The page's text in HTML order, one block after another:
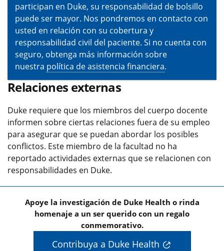
participan en Duke, su responsabilidad de bolsillo
puede ser mayor. Nos pondremos en contacto con
usted en relación con su cobertura y
responsabilidad civil del paciente. Si no cuenta con
seguro, obtenga más información sobre
nuestra política de asistencia financiera.
Relaciones externas
Duke requiere que los miembros del cuerpo docente
informen sobre ciertas relaciones fuera de su empleo
para asegurar que se puedan abordar los posibles
conflictos. Este miembro de la facultad no ha
reportado actividades externas que se relacionen con
responsabilidades en Duke.
Apoye la investigación de Duke Health o rinda
homenaje a un ser querido con un regalo
conmemorativo.
Contribuya a Duke Health